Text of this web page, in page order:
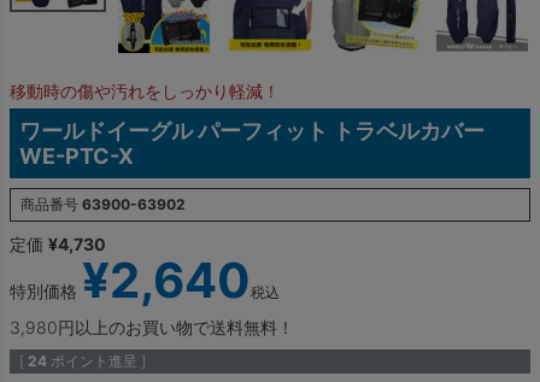
移動時の傷や汚れをしっかり軽減！
ワールドイーグル パーフィット トラベルカバー
WE-PTC-X
商品番号 63900-63902
定価 ¥4,730
特別価格 ¥2,640税込
3,980円以上のお買い物で送料無料！
[ 24 ポイント進呈 ]